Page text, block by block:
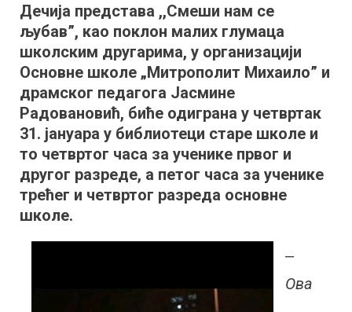
се
љубав”
Дечија представа ,,Смеши нам се
љубав”, као поклон малих глумаца
школским другарима, у организацији
Основне школе „Митрополит Михаило” и
драмског педагога Јасмине
Радовановић, биће одиграна у четвртак
31. јануара у библиотеци старе школе и
то четвртог часа за ученике првог и
другог разреде, а петог часа за ученике
трећег и четвртог разреда основне
школе.
‒
Ова